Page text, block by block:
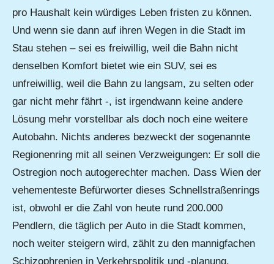
pro Haushalt kein würdiges Leben fristen zu können.
Und wenn sie dann auf ihren Wegen in die Stadt im
Stau stehen – sei es freiwillig, weil die Bahn nicht
denselben Komfort bietet wie ein SUV, sei es
unfreiwillig, weil die Bahn zu langsam, zu selten oder
gar nicht mehr fährt -, ist irgendwann keine andere
Lösung mehr vorstellbar als doch noch eine weitere
Autobahn. Nichts anderes bezweckt der sogenannte
Regionenring mit all seinen Verzweigungen: Er soll die
Ostregion noch autogerechter machen. Dass Wien der
vehementeste Befürworter dieses Schnellstraßenrings
ist, obwohl er die Zahl von heute rund 200.000
Pendlern, die täglich per Auto in die Stadt kommen,
noch weiter steigern wird, zählt zu den mannigfachen
Schizophrenien in Verkehrspolitik und -planung.